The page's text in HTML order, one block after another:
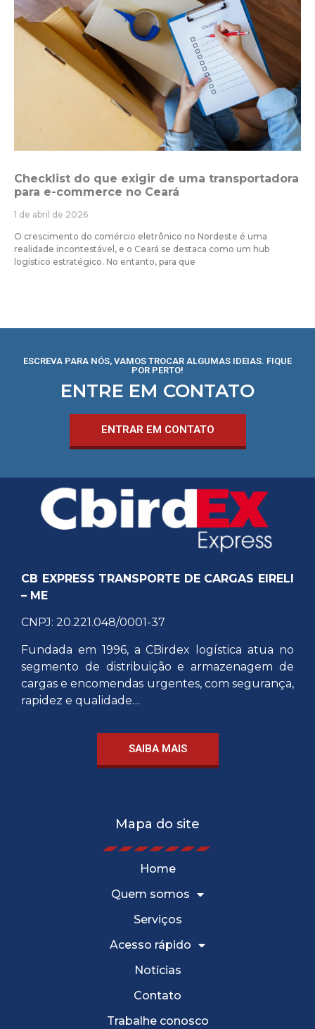
Checklist do que exigir de uma transportadora
para e-commerce no Ceará
1 de abril de 2026
O crescimento do comércio eletrônico no Nordeste é uma
realidade incontestável, e o Ceará se destaca como um hub
logístico estratégico. No entanto, para que
ESCREVA PARA NÓS, VAMOS TROCAR ALGUMAS IDEIAS. FIQUE
POR PERTO!
ENTRE EM CONTATO
ENTRAR EM CONTATO
CB EXPRESS TRANSPORTE DE CARGAS EIRELI
– ME
CNPJ: 20.221.048/0001-37
Fundada em 1996, a CBirdex logística atua no
segmento de distribuição e armazenagem de
cargas e encomendas urgentes, com segurança,
rapidez e qualidade…
SAIBA MAIS
Mapa do site
Home
Quem somos
Serviços
Acesso rápido
Notícias
Contato
Trabalhe conosco